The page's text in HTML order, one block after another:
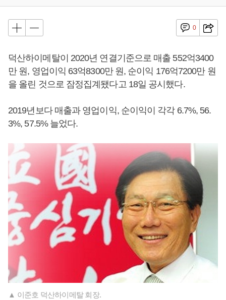
0
덕산하이메탈이 2020년 연결기준으로 매출 552억3400
만 원, 영업이익 63억8300만 원, 순이익 176억7200만 원
을 올린 것으로 잠정집계됐다고 18일 공시했다.
2019년보다 매출과 영업이익, 순이익이 각각 6.7%, 56.
3%, 57.5% 늘었다.
▲ 이준호 덕산하이메탈 회장.